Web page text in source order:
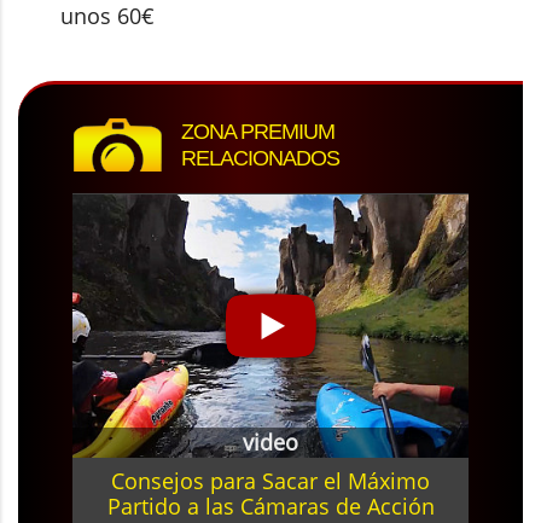
unos 60€
ZONA PREMIUM
RELACIONADOS
video
Consejos para Sacar el Máximo
Partido a las Cámaras de Acción